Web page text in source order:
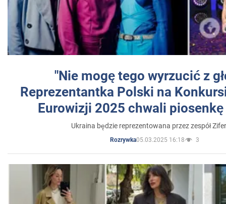
"Nie mogę tego wyrzucić z
Reprezentantka Polski na
Eurowizji 2025 chwali
Ukraina będzie reprezentowana przez zespół
Rozrywka05.03.2025 16:18 3